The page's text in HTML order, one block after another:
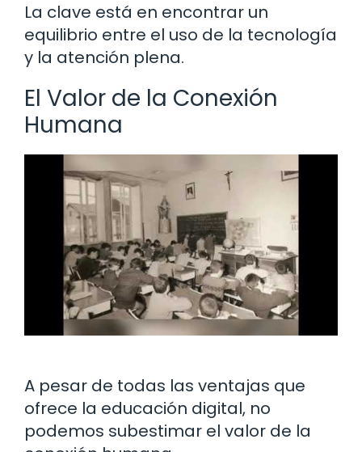
La clave está en encontrar un
equilibrio entre el uso de la tecnología
y la atención plena.
El Valor de la Conexión
Humana
A pesar de todas las ventajas que
ofrece la educación digital, no
podemos subestimar el valor de la